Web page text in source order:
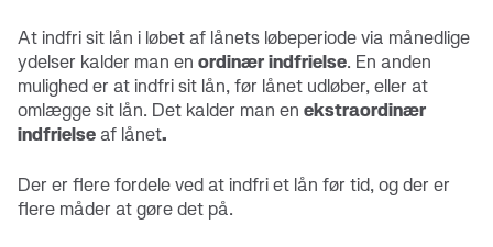
At indfri sit lån i løbet af lånets løbeperiode via månedlige
ydelser kalder man en ordinær indfrielse. En anden
mulighed er at indfri sit lån, før lånet udløber, eller at
omlægge sit lån. Det kalder man en ekstraordinær
indfrielseaf lånet.
Der er flere fordele ved at indfri et lån før tid, og der er
flere måder at gøre det på.